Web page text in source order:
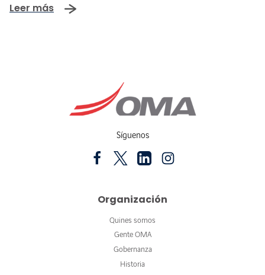
Leer más
Síguenos
Organización
Quines somos
Gente OMA
Gobernanza
Historia